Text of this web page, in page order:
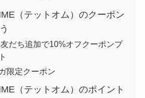
（テットオム）のクーポン
だち追加で10%オフクーポンプ
限定クーポン
（テットオム）のポイント